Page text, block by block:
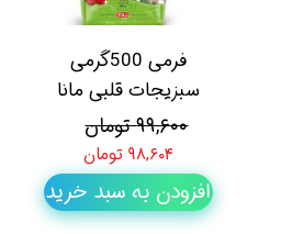
فرمی 500گرمی
سبزیجات قلبی مانا
۹۹,۶۰۰ تومان
۹۸,۶۰۴ تومان
افزودن به سبد خرید